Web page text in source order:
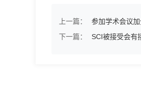
上一篇：
参加学术会议
下一篇：
SCI被接受会有